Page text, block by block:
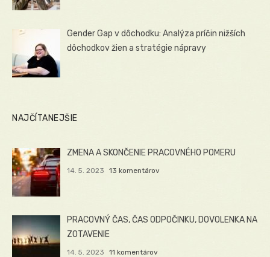
Gender Gap v dôchodku: Analýza príčin nižších
dôchodkov žien a stratégie nápravy
NAJČÍTANEJŠIE
ZMENA A SKONČENIE PRACOVNÉHO POMERU
14. 5. 2023 13 komentárov
PRACOVNÝ ČAS, ČAS ODPOČINKU, DOVOLENKA NA
ZOTAVENIE
14. 5. 2023 11 komentárov